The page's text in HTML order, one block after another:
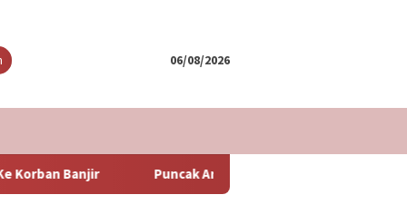
06/08/2026
Puncak Arus Balik Lebaran 2024 Diperkirakan Hari Minggu